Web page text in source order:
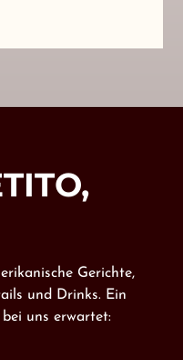
Gerichte,
und Drinks. Ein
bei uns erwartet: